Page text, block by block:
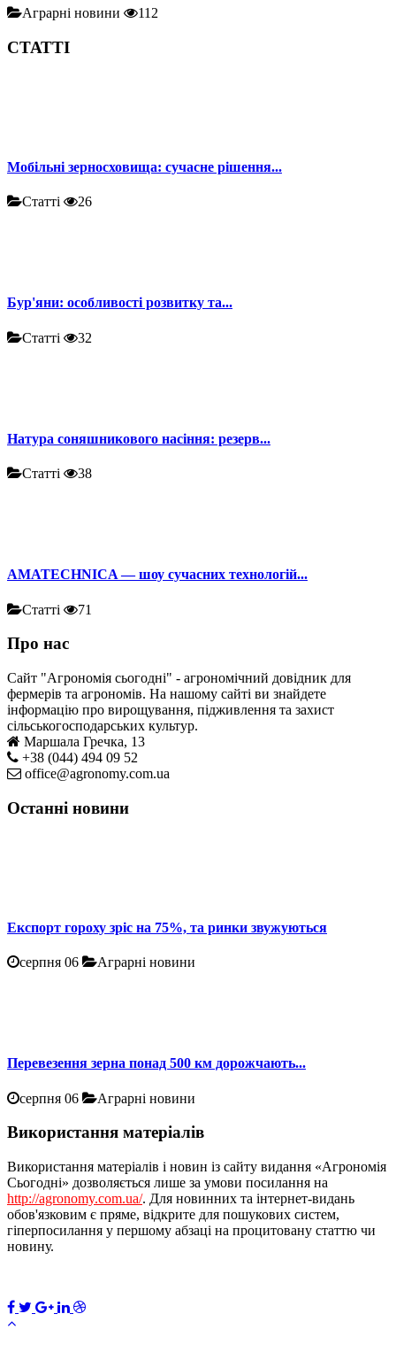
Аграрні новини 112
СТАТТІ
Мобільні зерносховища: сучасне рішення...
Статті 26
Бур'яни: особливості розвитку та...
Статті 32
Натура соняшникового насіння: резерв...
Статті 38
AMATECHNICA — шоу сучасних технологій...
Статті 71
Про нас
Сайт "Агрономія сьогодні" - агрономічний довідник для
фермерів та агрономів. На нашому сайті ви знайдете
інформацію про вирощування, підживлення та захист
сільськогосподарських культур.
Маршала Гречка, 13
+38 (044) 494 09 52
office@agronomy.com.ua
Останні новини
Експорт гороху зріс на 75%, та ринки звужуються
серпня 06 Аграрні новини
Перевезення зерна понад 500 км дорожчають...
серпня 06 Аграрні новини
Використання матеріалів
Використання матеріалів і новин із сайту видання «Агрономія
Сьогодні» дозволяється лише за умови посилання на
http://agronomy.com.ua/. Для новинних та інтернет-видань
обов'язковим є пряме, відкрите для пошукових систем,
гіперпосилання у першому абзаці на процитовану статтю чи
новину.